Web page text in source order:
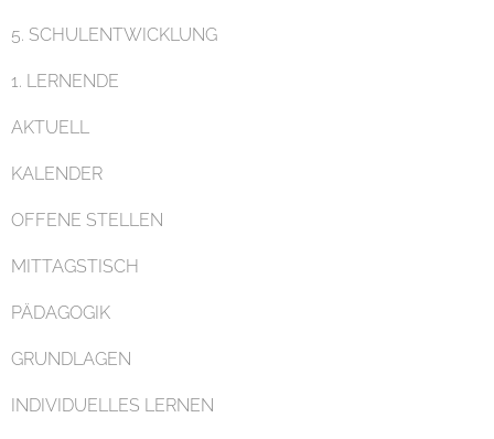
Unterricht
5. SCHULENTWICKLUNG
1. LERNENDE
AKTUELL
KALENDER
OFFENE STELLEN
MITTAGSTISCH
PÄDAGOGIK
GRUNDLAGEN
INDIVIDUELLES LERNEN